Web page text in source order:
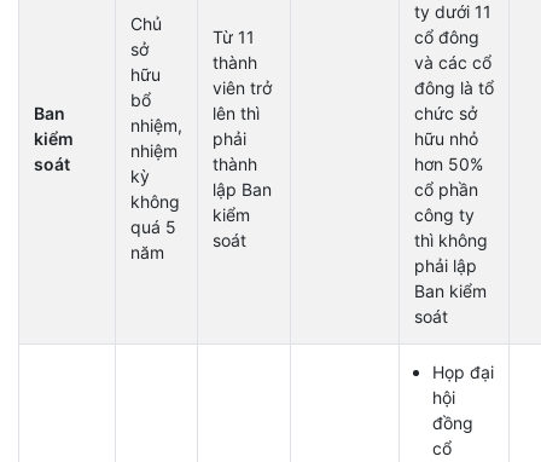
Ban
kiểm
soát
Chủ
sở
hữu
bổ
nhiệm,
nhiệm
kỳ
không
quá 5
năm
Từ 11
thành
viên trở
lên thì
phải
thành
lập Ban
kiểm
soát
ty dưới 11
cổ đông
và các cổ
đông là tổ
chức sở
hữu nhỏ
hơn 50%
cổ phần
công ty
thì không
phải lập
Ban kiểm
soát
Họp đại
hội
đồng
cổ